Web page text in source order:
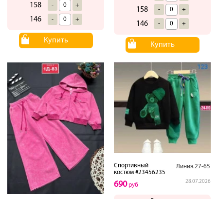
158 - +
146 - +
Купить
158 - +
146 - +
Купить
Спортивный
костюм #23456235
Линия.27-65
28.07.2026
690руб